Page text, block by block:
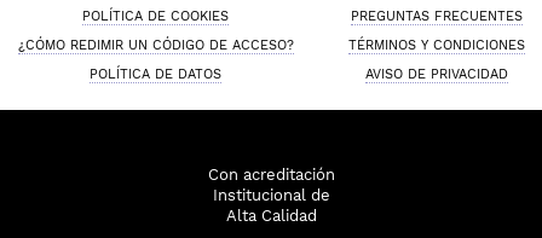
POLÍTICA DE COOKIES
PREGUNTAS FRECUENTES
¿CÓMO REDIMIR UN CÓDIGO DE ACCESO?
TÉRMINOS Y CONDICIONES
POLÍTICA DE DATOS
AVISO DE PRIVACIDAD
Con acreditación
Institucional de
Alta Calidad